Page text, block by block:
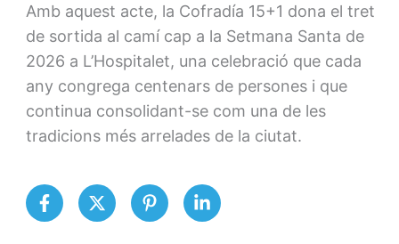
Amb aquest acte, la Cofradía 15+1 dona el tret
de sortida al camí cap a la Setmana Santa de
2026 a L’Hospitalet, una celebració que cada
any congrega centenars de persones i que
continua consolidant-se com una de les
tradicions més arrelades de la ciutat.